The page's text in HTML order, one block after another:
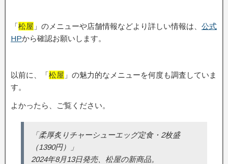
「松屋 」のメニューや店舗情報などより詳しい情報は、 公式
HPから確認お願いします。
以前に、「松屋 」の魅力的なメニューを何度も調査していま
す。
よかったら、ご覧ください。
「柔厚炙りチャーシューエッグ定食・2枚盛
（1390円）」
2024年8月13日発売、松屋の新商品。